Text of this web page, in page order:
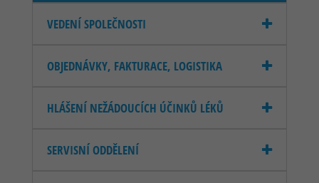
VEDENÍ SPOLEČNOSTI
OBJEDNÁVKY, FAKTURACE, LOGISTIKA
HLÁŠENÍ NEŽÁDOUCÍCH ÚČINKŮ LÉKŮ
SERVISNÍ ODDĚLENÍ